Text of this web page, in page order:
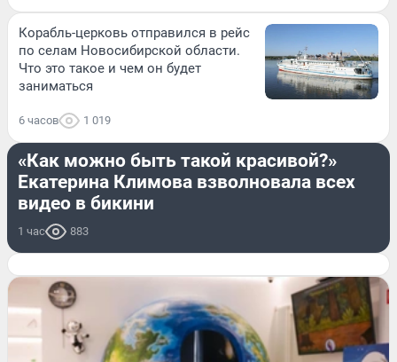
Корабль-церковь отправился в рейс
по селам Новосибирской области.
Что это такое и чем он будет
заниматься
6 часов 1 019
РАЗВЛЕЧЕНИЯ
«Как можно быть такой красивой?»
Екатерина Климова взволновала всех
видео в бикини
1 час 883